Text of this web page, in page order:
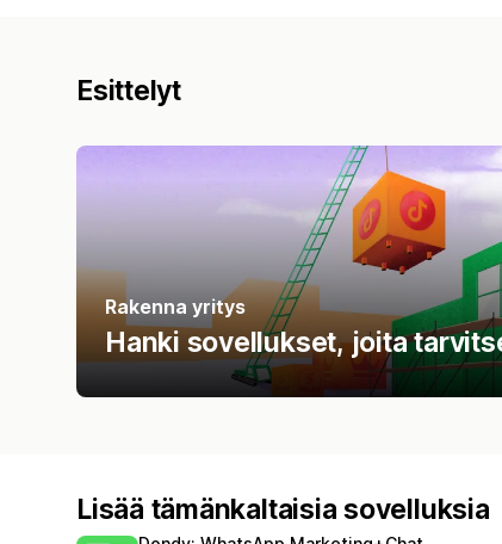
Esittelyt
Rakenna yritys
Hanki sovellukset, joita
Lisää tämänkaltaisia sovelluksia